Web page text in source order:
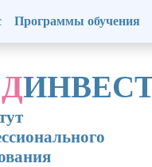
Программы обучения